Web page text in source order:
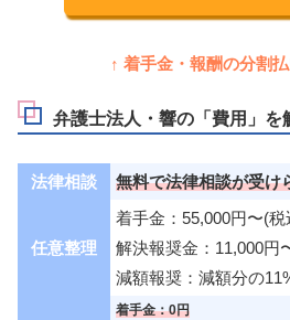
↑ 着手金・報酬の分割
弁護士法人・響の「費用」を
法律相談 無料で法律相談が受け
任意整理
着手金：55,000円〜(税
解決報奨金：11,000円
減額報奨：減額分の
着手金：0円